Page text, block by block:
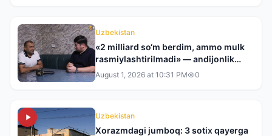
Uzbekistan
«2 milliard so‘m berdim, ammo mulk
rasmiylashtirilmadi» — andijonlik
tadbirkor tergovdan norozi
August 1, 2026 at 10:31 PM 0
Uzbekistan
Xorazmdagi jumboq: 3 sotix qayerga